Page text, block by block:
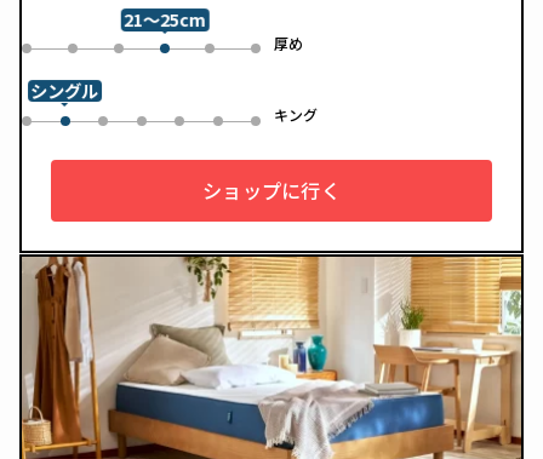
0 1 2 3
21～25cm
4 厚め
5
0 1
シングル
2 3 4 5 キング
6
ショップに行く